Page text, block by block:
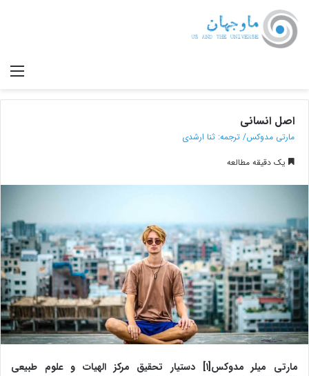
اصل انسانی
مارتی مدوکس/ ترجمه: ثنا ارشدی
یک دقیقه مطالعه
مارتی میلر مدوکس[۱] دستیار تحقیق مرکز الهیات و علوم طبیعی